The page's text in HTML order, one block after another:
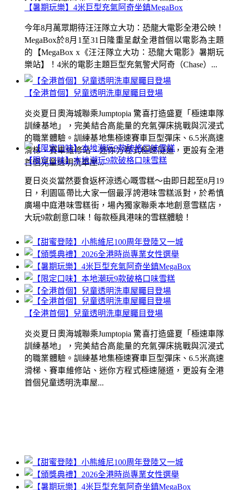
【全港首個】兒童透明洗車屋矚目登場
炎炎夏日奧海城聯乘Jumptopia 驚喜打造盛夏「極速車隊
訓練基地」，完美結合高能量的充氣彈床挑戰與沉浸式
的職業體驗。訓練基地集極速賽車巨型彈床、6.5米高速
滑梯、賽車維修站、迷你方程式極速隧道，更設有全港
首個兒童透明洗車屋...
【暑期玩樂】4米巨型充氣阿奇坐鎮MegaBox
今年8月萬眾期待汪汪隊立大功：恐龍大電影全港公映！
MegaBox於8月1至31日隆重呈獻全港首個以電影為主題
的【MegaBox x《汪汪隊立大功：恐龍大電影》暑期玩
樂站】！4米的電影主題巨型充氣警犬阿奇（Chase）...
【限定口味】本地潮玩9款破格口味雪糕
夏日炎炎當然要食返杯涼透心嘅雪糕～由即日起至8月19
日，利園區帶比大家一個最浮誇港味雪糕派對，於希慎
廣場中庭港味雪糕街，場內獨家聯乘本地創意雪糕店，
大玩9款創意口味！每款極具港味的雪糕體驗！
【全港首個】兒童透明洗車屋矚目登場
炎炎夏日奧海城聯乘Jumptopia 驚喜打造盛夏「極速車隊
訓練基地」，完美結合高能量的充氣彈床挑戰與沉浸式
的職業體驗。訓練基地集極速賽車巨型彈床、6.5米高速
滑梯、賽車維修站、迷你方程式極速隧道，更設有全港
首個兒童透明洗車屋...